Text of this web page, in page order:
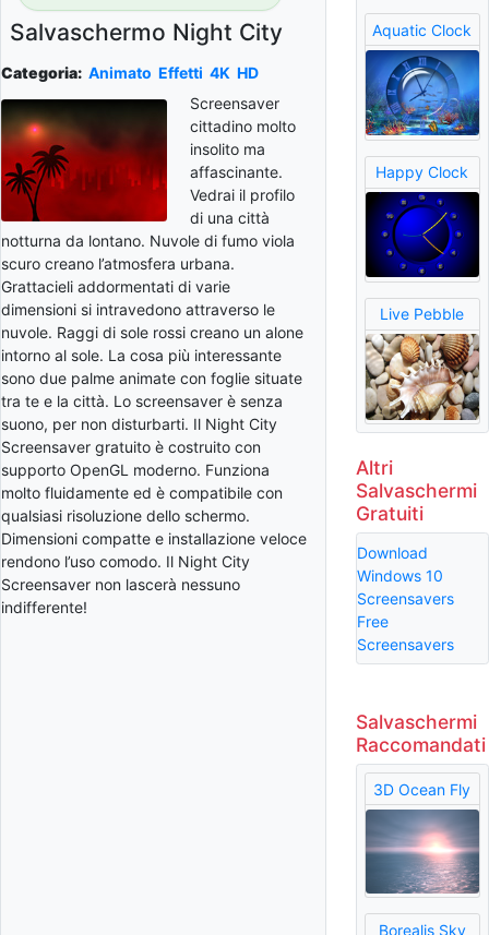
Salvaschermo Night City
Categoria: Animato Effetti 4K HD
Screensaver
cittadino molto
insolito ma
affascinante.
Vedrai il profilo
di una città
notturna da lontano. Nuvole di fumo viola
scuro creano l’atmosfera urbana.
Grattacieli addormentati di varie
dimensioni si intravedono attraverso le
nuvole. Raggi di sole rossi creano un alone
intorno al sole. La cosa più interessante
sono due palme animate con foglie situate
tra te e la città. Lo screensaver è senza
suono, per non disturbarti. Il Night City
Screensaver gratuito è costruito con
supporto OpenGL moderno. Funziona
molto fluidamente ed è compatibile con
qualsiasi risoluzione dello schermo.
Dimensioni compatte e installazione veloce
rendono l’uso comodo. Il Night City
Screensaver non lascerà nessuno
indifferente!
Aquatic Clock
Happy Clock
Live Pebble
Altri
Salvaschermi
Gratuiti
Download
Windows 10
Screensavers
Free
Screensavers
Salvaschermi
Raccomandati
3D Ocean Fly
Borealis Sky